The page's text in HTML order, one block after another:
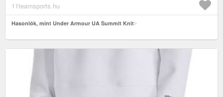
11teamsports.hu
Hasonlók, mint Under Armour UA Summit Knit